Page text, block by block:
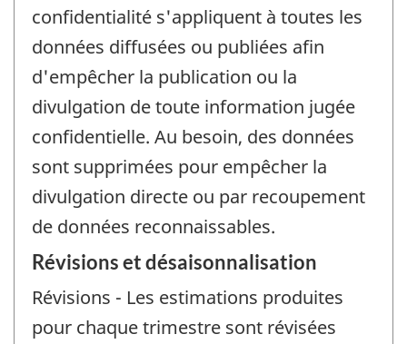
confidentialité s'appliquent à toutes les
données diffusées ou publiées afin
d'empêcher la publication ou la
divulgation de toute information jugée
confidentielle. Au besoin, des données
sont supprimées pour empêcher la
divulgation directe ou par recoupement
de données reconnaissables.
Révisions et désaisonnalisation
Révisions - Les estimations produites
pour chaque trimestre sont révisées